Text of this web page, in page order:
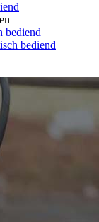
bediend
bediend